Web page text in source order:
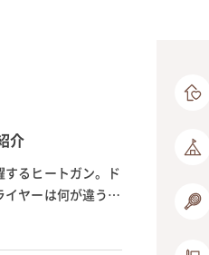
介
るヒートガン。ド
ヤーは何が違うの